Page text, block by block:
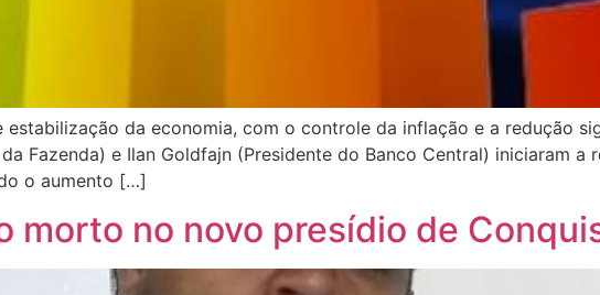
da economia, com o controle da inflação e a redução
Fazenda) e Ilan Goldfajn (Presidente do Banco Central) iniciaram
o aumento […]
morto no novo presídio de